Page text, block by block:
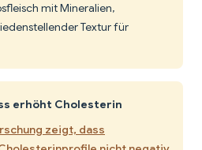
mit Mineralien,
Textur für
erhöht Cholesterin
zeigt, dass